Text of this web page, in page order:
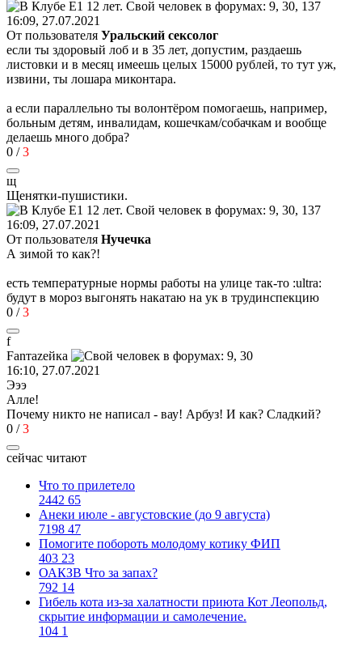
16:09, 27.07.2021
От пользователя Уральский сексолог
если ты здоровый лоб и в 35 лет, допустим, раздаешь
листовки и в месяц имеешь целых 15000 рублей, то тут уж,
извини, ты лошара миконтара.
а если параллельно ты волонтёром помогаешь, например,
больным детям, инвалидам, кошечкам/собачкам и вообще
делаешь много добра?
0 /3
щ
Щенятки-пушистики.
16:09, 27.07.2021
От пользователя Нучечка
А зимой то как?!
есть температурные нормы работы на улице так-то :ultra:
будут в мороз выгонять накатаю на ук в трудинспекцию
0 /3
f
Fanтаzeйкa
16:10, 27.07.2021
Эээ
Алле!
Почему никто не написал - вау! Арбуз! И как? Сладкий?
0 /3
сейчас читают
Что то прилетело
2442 65
Анеки июле - августовские (до 9 августа)
7198 47
Помогите побороть молодому котику ФИП
403 23
ОАКЗВ Что за запах?
792 14
Гибель кота из-за халатности приюта Кот Леопольд,
скрытиe информации и самолечение.
104 1